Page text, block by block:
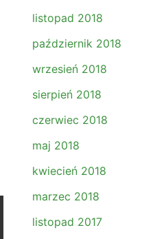
listopad 2018
październik 2018
wrzesień 2018
sierpień 2018
czerwiec 2018
maj 2018
kwiecień 2018
marzec 2018
listopad 2017